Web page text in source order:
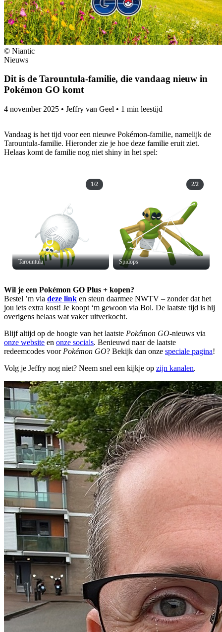
© Niantic
Nieuws
Dit is de Tarountula-familie, die vandaag nieuw in
Pokémon GO komt
4 november 2025 • Jeffry van Geel • 1 min leestijd
Vandaag is het tijd voor een nieuwe Pokémon-familie, namelijk de
Tarountula-familie. Hieronder zie je hoe deze familie eruit ziet.
Helaas komt de familie nog niet shiny in het spel:
Tarountula
1/2
Spidops
2/2
Wil je een Pokémon GO Plus + kopen?
Bestel ’m via deze link en steun daarmee NWTV – zonder dat het
jou iets extra kost! Je koopt ‘m gewoon via Bol. De laatste tijd is hij
overigens helaas wat vaker uitverkocht.
Blijf altijd op de hoogte van het laatste Pokémon GO-nieuws via
onze website en onze socials. Benieuwd naar de laatste
redeemcodes voor Pokémon GO? Bekijk dan onze speciale pagina!
Volg je Jeffry nog niet? Neem snel een kijkje op zijn kanalen.